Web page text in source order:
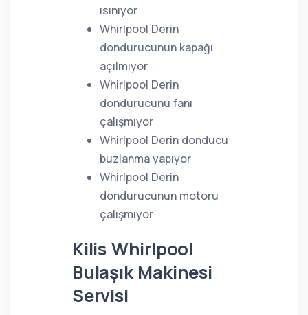
ısınıyor
Whirlpool Derin
dondurucunun kapağı
açılmıyor
Whirlpool Derin
dondurucunu fanı
çalışmıyor
Whirlpool Derin donducu
buzlanma yapıyor
Whirlpool Derin
dondurucunun motoru
çalışmıyor
Kilis Whirlpool
Bulaşık Makinesi
Servisi